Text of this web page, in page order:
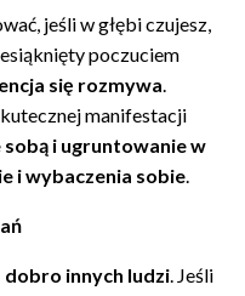
jeśli w głębi czujesz,
poczuciem
się rozmywa
manifestacji
i ugruntowanie w
i wybaczenia sobie
innych ludzi . Jeśli